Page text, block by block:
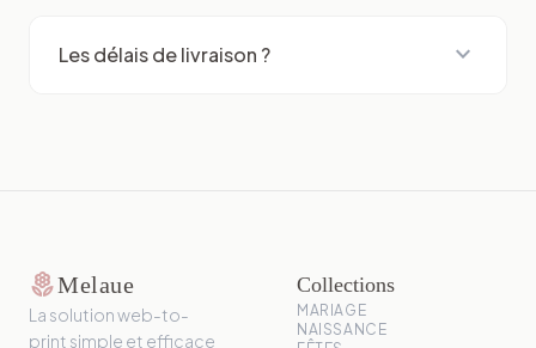
Les délais de livraison ? expand_more
local_floristMelaue
La solution web-to-
print simple et efficace
Collections
MARIAGE
NAISSANCE